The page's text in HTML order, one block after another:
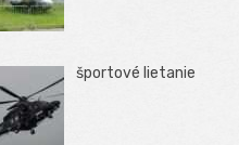
športové lietanie